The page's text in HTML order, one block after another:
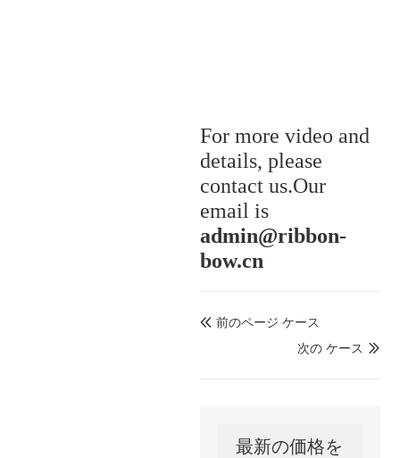
For more video and
details, please
contact us.Our
email is
admin@ribbon-
bow.cn
 前のページ ケース

次の ケース
最新の価格を